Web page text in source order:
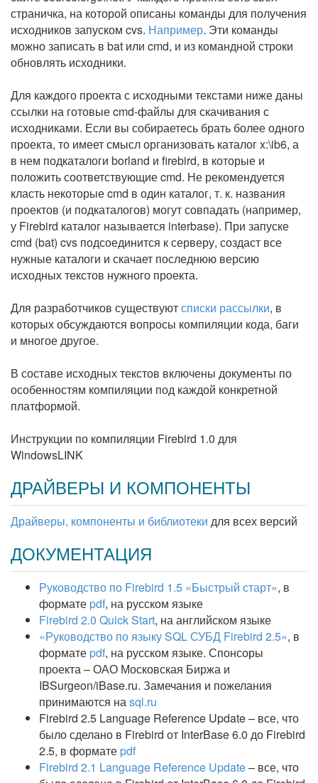
страничка, на которой описаны команды для получения
исходников запуском cvs. Например. Эти команды
можно записать в bat или cmd, и из командной строки
обновлять исходники.
Для каждого проекта с исходными текстами ниже даны
ссылки на готовые cmd-файлы для скачивания с
исходниками. Если вы собираетесь брать более одного
проекта, то имеет смысл организовать каталог x:\ib6, а
в нем подкаталоги borland и firebird, в которые и
положить соответствующие cmd. Не рекомендуется
класть некоторые cmd в один каталог, т. к. названия
проектов (и подкаталогов) могут совпадать (например,
у Firebird каталог называется interbase). При запуске
cmd (bat) cvs подсоединится к серверу, создаст все
нужные каталоги и скачает последнюю версию
исходных текстов нужного проекта.
Для разработчиков существуютсписки рассылки, в
которых обсуждаются вопросы компиляции кода, баги
и многое другое.
В составе исходных текстов включены документы по
особенностям компиляции под каждой конкретной
платформой.
Инструкции по компиляции Firebird 1.0 для
WindowsLINK
ДРАЙВЕРЫ И КОМПОНЕНТЫ
Драйверы, компоненты и библиотеки для всех версий
ДОКУМЕНТАЦИЯ
Руководство по Firebird 1.5 «Быстрый старт», в
формате pdf, на русском языке
Firebird 2.0 Quick Start, на английском языке
«Руководство по языку SQL СУБД Firebird 2.5», в
формате pdf, на русском языке. Спонсоры
проекта – ОАО Московская Биржа и
IBSurgeon/iBase.ru. Замечания и пожелания
принимаются наsql.ru
Firebird 2.5 Language Reference Update – все, что
было сделано в Firebird от InterBase 6.0 до Firebird
2.5, в формате pdf
Firebird 2.1 Language Reference Update– все, что